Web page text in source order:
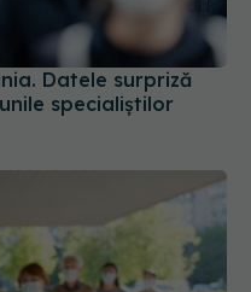
Datele surpriză
specialiștilor